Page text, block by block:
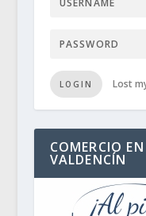
LOGIN Lost
COMERCIO
VALDENCÍN